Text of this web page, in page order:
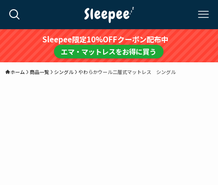
Sleepee限定10%OFFクーポン配布中
エマ・マットレスをお得に買う
ホーム 商品一覧 シングル やわらかウール二層式マットレス シングル